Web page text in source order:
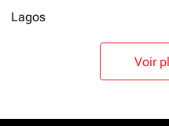
Lagos
Voir